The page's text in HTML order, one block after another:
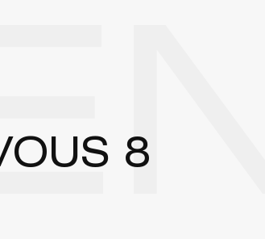
украшения не реже одного раза в месяц,
8